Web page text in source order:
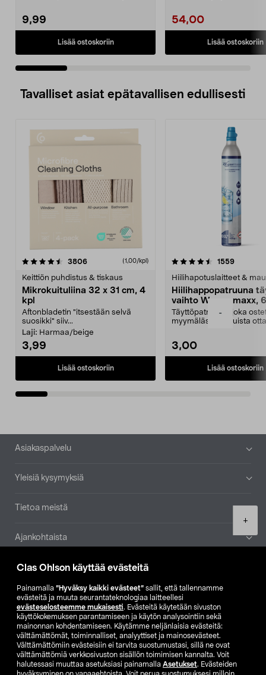
Clas Ohlson käyttää evästeitä
Painamalla ”Hyväksy kaikki evästeet” sallit, että tallennamme
evästeitä ja muuta seurantateknologiaa laitteellesi
evästeselosteemme mukaisesti. Evästeitä käytetään sivuston
käyttökokemuksen parantamiseen ja käytön analysointiin sekä
mainonnan kohdentamiseen. Käytämme neljänlaisia evästeitä:
välttämättömät, toiminnalliset, analyyttiset ja mainosevästeet.
Välttämättömiin evästeisiin ei tarvita suostumustasi, sillä ne ovat
välttämättömiä verkkosivuston sisällön toimimisen kannalta. Voit
halutessasi muuttaa asetuksiasi painamalla Asetukset. Evästeiden
-
+
9,99
Lisää ostoskoriin
54,00
Lisää ostoskoriin
Tavalliset asiat epätavallisen edullisesti
3806arvostelut (1,00/kpl)
Keittiön puhdistus & tiskaus
Mikrokuituliina 32 x 31 cm, 4
kpl
Aftonbladetin "itsestään selvä
suosikki" siiv...
Laji: Harmaa/beige
3,99
Lisää ostoskoriin
4.5viidestä
1559
Hiilihapotuslaitteet &
Hiilihappopatruuna
vaihto Wassermaxx,
Täyttöpatruuna, joka
myymälästä – muista
3,00
Lisää ostoskoriin
4.5viidestä
Alatunniste
Asiakaspalvelu
Yleisiä kysymyksiä
Tietoa meistä
Ajankohtaista
Muut yrityksemme
Etsi myymälä
SE NO FI
FI SV